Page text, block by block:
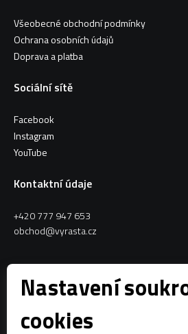
Všeobecné obchodní podmínky
Ochrana osobních údajů
Doprava a platba
Sociální sítě
Facebook
Instagram
YouTube
Kontaktní údaje
+420 777 947 653
obchod@vyrasta.cz
Kontakty
Spytihněv 145
Nastavení
cookies